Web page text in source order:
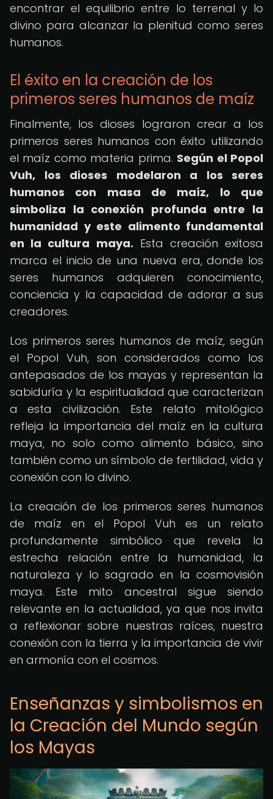
encontrar el equilibrio entre lo terrenal y lo
divino para alcanzar la plenitud como seres
humanos.
El éxito en la creación de los
primeros seres humanos de maíz
Finalmente, los dioses lograron crear a los
primeros seres humanos con éxito utilizando
el maíz como materia prima. Según el Popol
Vuh, los dioses modelaron a los seres
humanos con masa de maíz, lo que
simboliza la conexión profunda entre la
humanidad y este alimento fundamental
en la cultura maya. Esta creación exitosa
marca el inicio de una nueva era, donde los
seres humanos adquieren conocimiento,
conciencia y la capacidad de adorar a sus
creadores.
Los primeros seres humanos de maíz, según
el Popol Vuh, son considerados como los
antepasados de los mayas y representan la
sabiduría y la espiritualidad que caracterizan
a esta civilización. Este relato mitológico
refleja la importancia del maíz en la cultura
maya, no solo como alimento básico, sino
también como un símbolo de fertilidad, vida y
conexión con lo divino.
La creación de los primeros seres humanos
de maíz en el Popol Vuh es un relato
profundamente simbólico que revela la
estrecha relación entre la humanidad, la
naturaleza y lo sagrado en la cosmovisión
maya. Este mito ancestral sigue siendo
relevante en la actualidad, ya que nos invita
a reflexionar sobre nuestras raíces, nuestra
conexión con la tierra y la importancia de vivir
en armonía con el cosmos.
Enseñanzas y simbolismos en
la Creación del Mundo según
los Mayas